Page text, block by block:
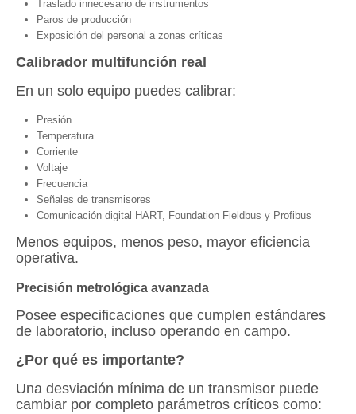
Traslado innecesario de instrumentos
Paros de producción
Exposición del personal a zonas críticas
Calibrador multifunción real
En un solo equipo puedes calibrar:
Presión
Temperatura
Corriente
Voltaje
Frecuencia
Señales de transmisores
Comunicación digital HART, Foundation Fieldbus y Profibus
Menos equipos, menos peso, mayor eficiencia
operativa.
Precisión metrológica avanzada
Posee especificaciones que cumplen estándares
de laboratorio, incluso operando en campo.
¿Por qué es importante?
Una desviación mínima de un transmisor puede
cambiar por completo parámetros críticos como: